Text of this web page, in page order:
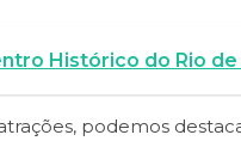
Histórico do Rio
podemos